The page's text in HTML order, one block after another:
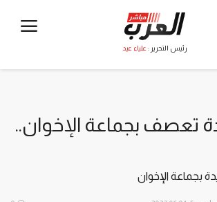
رئيس التحرير : علياء عيد
تعصف بجماعة الإخوان..
بجماعة الإخوان